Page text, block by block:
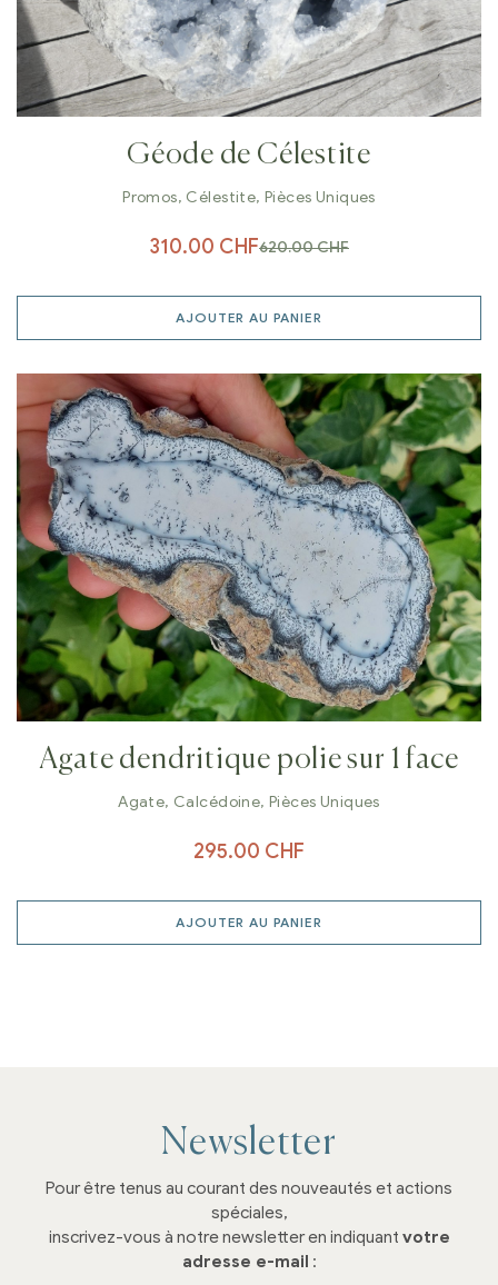
Géode de Célestite
Promos, Célestite,Pièces Uniques
620.00CHF
310.00 CHF
AJOUTER AU PANIER
Agate dendritique polie sur 1 face
Agate, Calcédoine,Pièces Uniques
295.00 CHF
AJOUTER AU PANIER
Newsletter
Pour être tenus au courant des nouveautés et actions
spéciales,
inscrivez-vous à notre newsletter en indiquant votre
adresse e-mail :